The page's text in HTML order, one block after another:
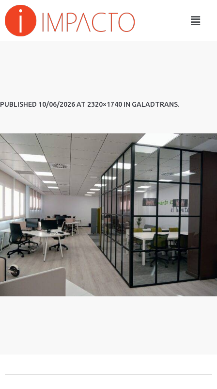
PUBLISHED 10/06/2026AT 2320×1740 IN GALADTRANS.